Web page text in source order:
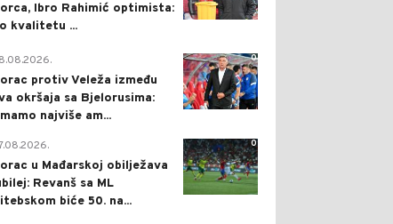
Ibro Rahimić optimista:
kvalitetu ...
0
protiv Veleža između
okršaja sa Bjelorusima:
najviše am...
0
u Mađarskoj obilježava
Revanš sa ML
biće 50. na...